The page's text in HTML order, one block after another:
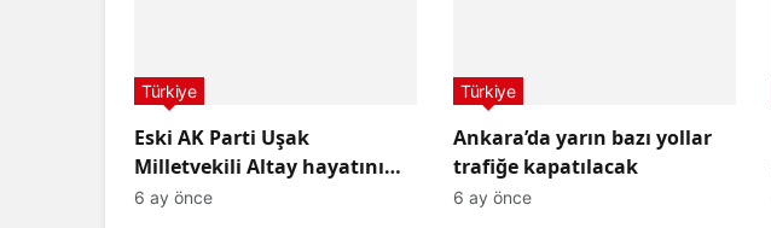
Eski AK Parti Uşak
Milletvekili Altay hayatını
kaybetti
Türkiye
6 ay önce
Ankara’da yarın bazı yollar
trafiğe kapatılacak
Türkiye
6 ay önce